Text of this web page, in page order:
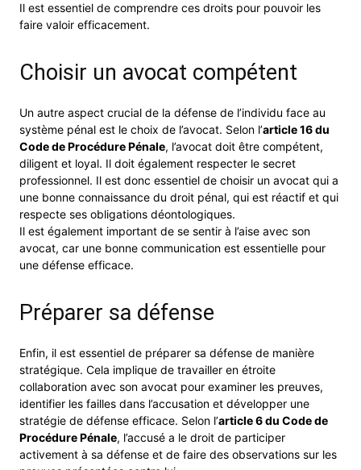
Il est essentiel de comprendre ces droits pour pouvoir les
faire valoir efficacement.
Choisir un avocat compétent
Un autre aspect crucial de la défense de l’individu face au
système pénal est le choix de l’avocat. Selon l’article 16 du
Code de Procédure Pénale, l’avocat doit être compétent,
diligent et loyal. Il doit également respecter le secret
professionnel. Il est donc essentiel de choisir un avocat qui a
une bonne connaissance du droit pénal, qui est réactif et qui
respecte ses obligations déontologiques.
Il est également important de se sentir à l’aise avec son
avocat, car une bonne communication est essentielle pour
une défense efficace.
Préparer sa défense
Enfin, il est essentiel de préparer sa défense de manière
stratégique. Cela implique de travailler en étroite
collaboration avec son avocat pour examiner les preuves,
identifier les failles dans l’accusation et développer une
stratégie de défense efficace. Selon l’article 6 du Code de
Procédure Pénale, l’accusé a le droit de participer
activement à sa défense et de faire des observations sur les